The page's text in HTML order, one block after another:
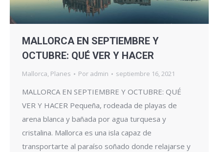
MALLORCA EN SEPTIEMBRE Y
OCTUBRE: QUÉ VER Y HACER
Mallorca, Planes Por admin septiembre 16, 2021
MALLORCA EN SEPTIEMBRE Y OCTUBRE: QUÉ
VER Y HACER Pequeña, rodeada de playas de
arena blanca y bañada por agua turquesa y
cristalina. Mallorca es una isla capaz de
transportarte al paraíso soñado donde relajarse y